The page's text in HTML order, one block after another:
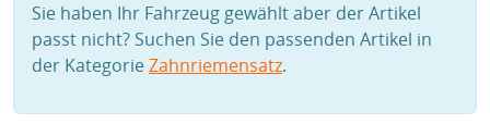
Sie haben Ihr Fahrzeug gewählt aber der Artikel
passt nicht? Suchen Sie den passenden Artikel in
der KategorieZahnriemensatz.